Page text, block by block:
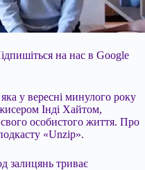
на нас в Google
у вересні минулого року
Інді Хайтом,
особистого життя. Про
«Unzip».
залицянь триває